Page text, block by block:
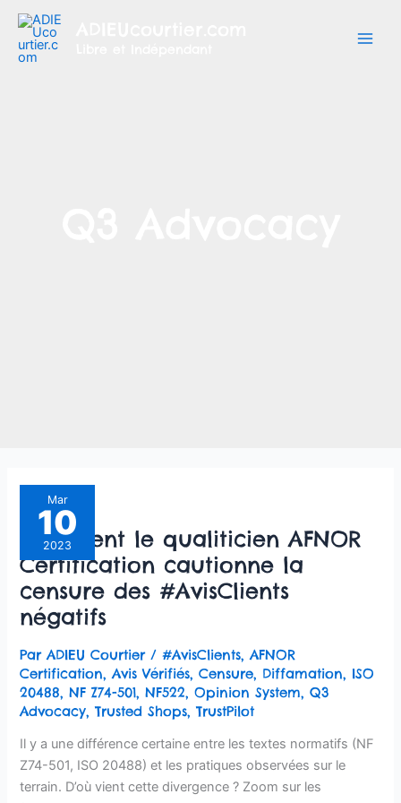
Aller
contenu
Mar
10
2023
Comment le qualiticien AFNOR
Certification cautionne la
censure des #AvisClients
négatifs
ParADIEU Courtier /#AvisClients,AFNOR
Certification,Avis Vérifiés,Censure, Diffamation, ISO
20488,NF Z74-501,NF522,Opinion System,Q3
Advocacy,Trusted Shops,TrustPilot
Il y a une différence certaine entre les textes normatifs (NF
Z74-501, ISO 20488) et les pratiques observées sur le
terrain. D’où vient cette divergence ? Zoom sur les
Comment
qualiticien
AFNOR
cautionne
la
censure
des
#AvisClients
négatifs